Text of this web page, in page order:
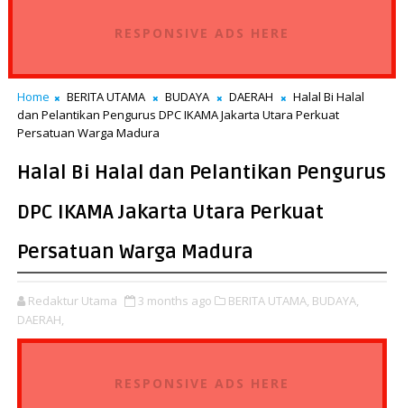
RESPONSIVE ADS HERE
Home BERITA UTAMA BUDAYA DAERAH
Halal Bi Halal
dan Pelantikan Pengurus DPC IKAMA Jakarta Utara Perkuat
Persatuan Warga Madura
Halal Bi Halal dan Pelantikan Pengurus
DPC IKAMA Jakarta Utara Perkuat
Persatuan Warga Madura
Redaktur Utama 3 months ago BERITA UTAMA, BUDAYA,
DAERAH,
RESPONSIVE ADS HERE